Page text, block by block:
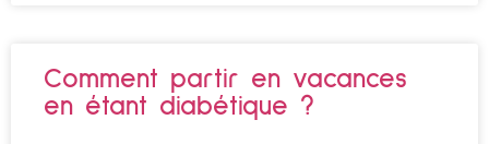
Comment partir en vacances
en étant diabétique ?